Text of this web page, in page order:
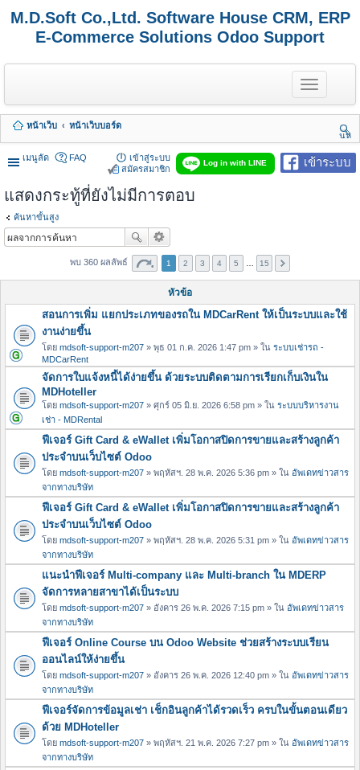
M.D.Soft Co.,Ltd. Software House CRM, ERP
E-Commerce Solutions Odoo Support
T
o
g
e
n
a
หน้าเว็บ
หน้าเว็บบอร์ด
นห
า
เมนูลัด
เข้าระบบ
Log in with LINE
FAQ
เข้าสู่ระบบ
สมัครสมาชิก
แสดงกระทู้ที่ยังไม่มีการตอบ
ค้นหาขั้นสูง
พบ 360 ผลลัพธ์ 1 2 3 4 5 15
หัวข้อ
สอนการเพิ่ม แยกประเภทของรถใน MDCarRent ให้เป็นระบบและใช้
งานง่ายขึ้น
โดย mdsoft-support-m207 » พุธ 01 ก.ค. 2026 1:47 pm » ใน ระบบเช่ารถ -
MDCarRent
จัดการใบแจ้งหนี้ได้ง่ายขึ้น ด้วยระบบติดตามการเรียกเก็บเงินใน
MDHoteller
โดย mdsoft-support-m207 » ศุกร์ 05 มิ.ย. 2026 6:58 pm » ใน ระบบบริหารงาน
เช่า - MDRental
ฟีเจอร์ Gift Card & eWallet เพิ่มโอกาสปิดการขายและสร้างลูกค้า
ประจำบนเว็บไซต์ Odoo
โดย mdsoft-support-m207 » พฤหัสฯ. 28 พ.ค. 2026 5:36 pm » ใน อัพเดทข่าวสาร
จากทางบริษัท
ฟีเจอร์ Gift Card & eWallet เพิ่มโอกาสปิดการขายและสร้างลูกค้า
ประจำบนเว็บไซต์ Odoo
โดย mdsoft-support-m207 » พฤหัสฯ. 28 พ.ค. 2026 5:31 pm » ใน อัพเดทข่าวสาร
จากทางบริษัท
แนะนำฟีเจอร์ Multi-company และ Multi-branch ใน MDERP
จัดการหลายสาขาได้เป็นระบบ
โดย mdsoft-support-m207 » อังคาร 26 พ.ค. 2026 7:15 pm » ใน อัพเดทข่าวสาร
จากทางบริษัท
ฟีเจอร์ Online Course บน Odoo Website ช่วยสร้างระบบเรียน
ออนไลน์ให้ง่ายขึ้น
โดย mdsoft-support-m207 » อังคาร 26 พ.ค. 2026 12:40 pm » ใน อัพเดทข่าวสาร
จากทางบริษัท
ฟีเจอร์จัดการข้อมูลเช่า เช็กอินลูกค้าได้รวดเร็ว ครบในขั้นตอนเดียว
ด้วย MDHoteller
โดย mdsoft-support-m207 » พฤหัสฯ. 21 พ.ค. 2026 7:27 pm » ใน อัพเดทข่าวสาร
จากทางบริษัท